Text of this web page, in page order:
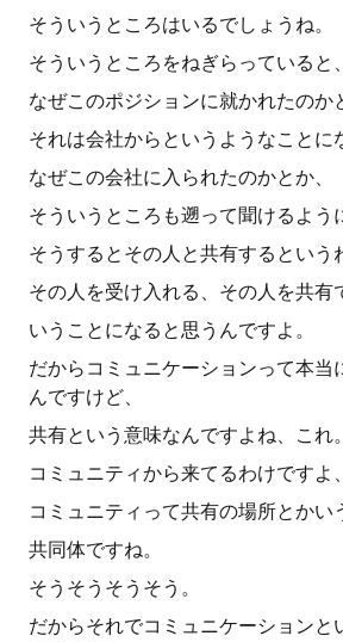
そういうところはいるでしょうね。
そういうところをねぎらっていると、
なぜこのポジションに就かれたのか
それは会社からというようなことに
なぜこの会社に入られたのかとか、
そういうところも遡って聞けるよう
そうするとその人と共有するという
その人を受け入れる、その人を共有
いうことになると思うんですよ。
だからコミュニケーションって本当
んですけど、
共有という意味なんですよね、これ。
コミュニティから来てるわけですよ
コミュニティって共有の場所とかい
共同体ですね。
そうそうそうそう。
だからそれでコミュニケーションと